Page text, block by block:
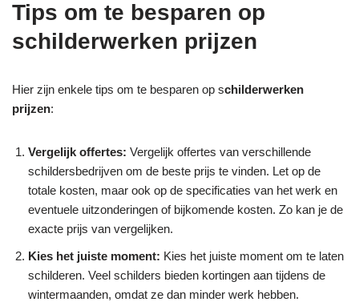
Tips om te besparen op
schilderwerken prijzen
Hier zijn enkele tips om te besparen op schilderwerken
prijzen:
Vergelijk offertes: Vergelijk offertes van verschillende
schildersbedrijven om de beste prijs te vinden. Let op de
totale kosten, maar ook op de specificaties van het werk en
eventuele uitzonderingen of bijkomende kosten. Zo kan je de
exacte prijs van vergelijken.
Kies het juiste moment: Kies het juiste moment om te laten
schilderen. Veel schilders bieden kortingen aan tijdens de
wintermaanden, omdat ze dan minder werk hebben.